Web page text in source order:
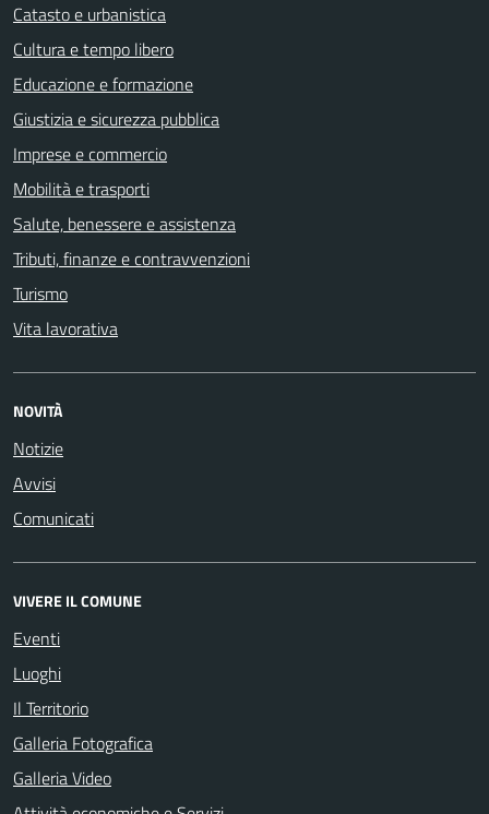
Catasto e urbanistica
Cultura e tempo libero
Educazione e formazione
Giustizia e sicurezza pubblica
Imprese e commercio
Mobilità e trasporti
Salute, benessere e assistenza
Tributi, finanze e contravvenzioni
Turismo
Vita lavorativa
NOVITÀ
Notizie
Avvisi
Comunicati
VIVERE IL COMUNE
Eventi
Luoghi
Il Territorio
Galleria Fotografica
Galleria Video